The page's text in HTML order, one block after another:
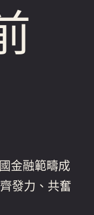
金融範疇成
發力、共奮